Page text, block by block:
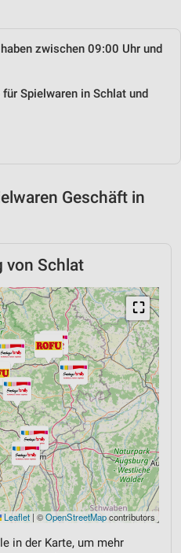
zwischen 09:00 Uhr und
Spielwaren in Schlat und
Geschäft in
von Schlat
⛶
Leaflet | ©OpenStreetMapcontributors
in der Karte, um mehr